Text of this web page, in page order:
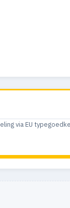
via EU